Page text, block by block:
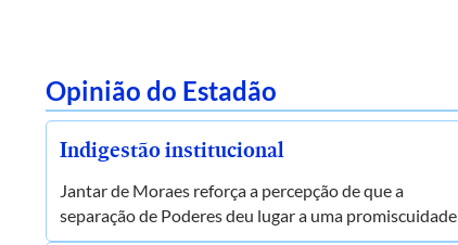
Opinião do Estadão
Indigestão institucional
Jantar de Moraes reforça a percepção de que a
separação de Poderes deu lugar a uma promiscuidade